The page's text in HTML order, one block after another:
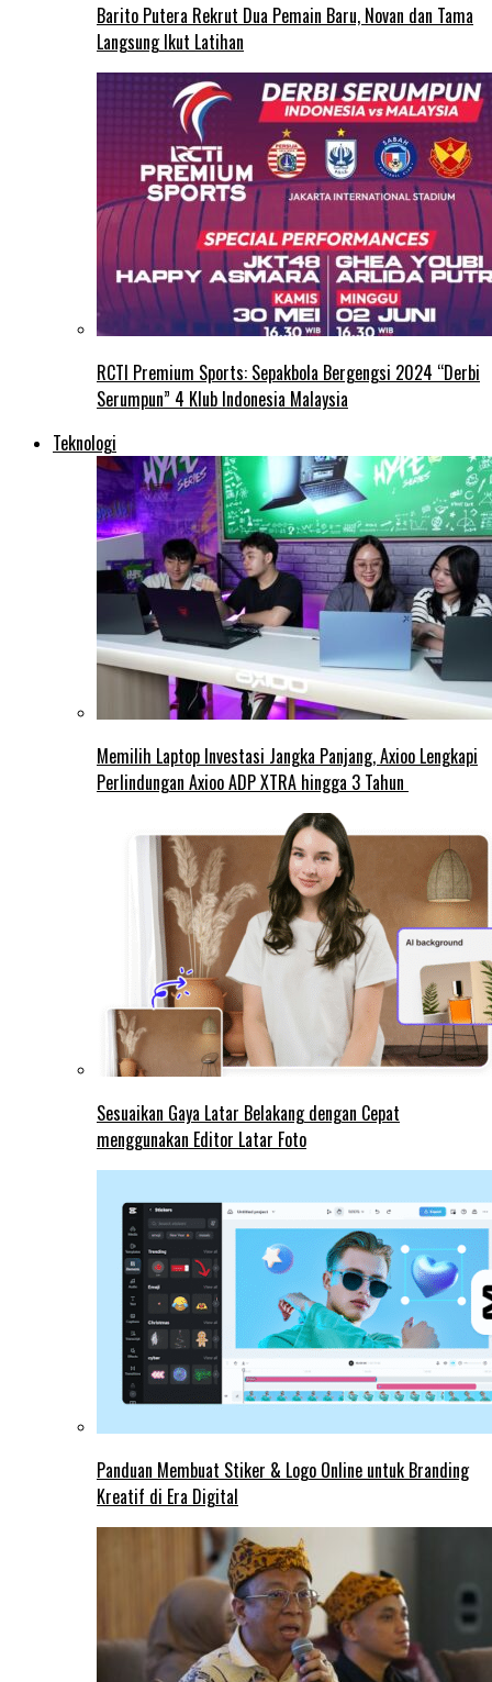
Barito Putera Rekrut Dua Pemain Baru, Novan dan Tama
Langsung Ikut Latihan
RCTI Premium Sports: Sepakbola Bergengsi 2024 “Derbi
Serumpun” 4 Klub Indonesia Malaysia
Teknologi
Memilih Laptop Investasi Jangka Panjang, Axioo Lengkapi
Perlindungan Axioo ADP XTRA hingga 3 Tahun
Sesuaikan Gaya Latar Belakang dengan Cepat
menggunakan Editor Latar Foto
Panduan Membuat Stiker & Logo Online untuk Branding
Kreatif di Era Digital